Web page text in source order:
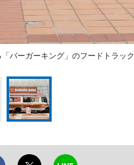
バーガーキング」のフードトラック